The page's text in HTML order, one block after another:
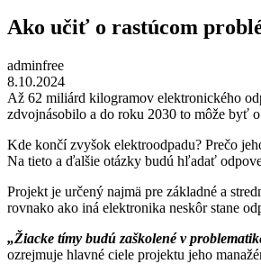
Ako učiť o rastúcom
adminfree
8.10.2024
Až 62 miliárd kilogramov elektronického
zdvojnásobilo a do roku 2030 to môže byť
Kde končí zvyšok elektroodpadu? Prečo
Na tieto a ďalšie otázky budú hľadať
Projekt je určený najmä pre základné a
rovnako ako iná elektronika neskôr stane
„Žiacke tímy budú zaškolené v
ozrejmuje hlavné ciele projektu jeho